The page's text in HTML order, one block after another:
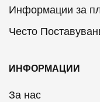
Информации за
Често
ИНФОРМАЦИИ
За нас